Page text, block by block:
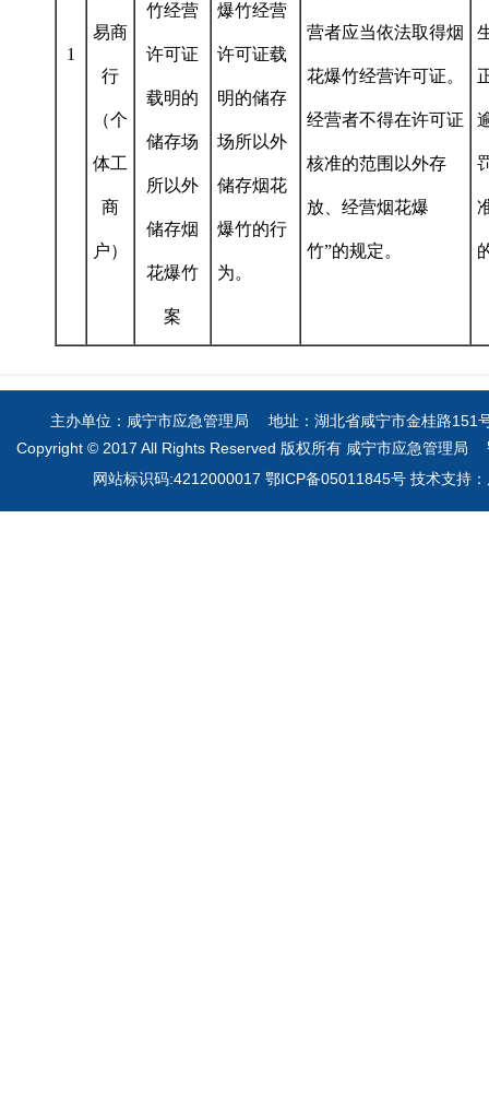
1
易商
行
（个
体工
商
户）
竹经营
许可证
载明的
储存场
所以外
储存烟
花爆竹
案
爆竹经营
许可证载
明的储存
场所以外
储存烟花
爆竹的行
为。
营者应当依法取得烟
花爆竹经营许可证。
经营者不得在许可证
核准的范围以外存
放、经营烟花爆
竹”的规定。
主办单位：咸宁市应急管理局 地址：湖北省咸宁市金桂路
Copyright © 2017 All Rights Reserved 版权所有 咸宁市应急管理局
网站标识码:4212000017 鄂ICP备05011845号 技术支持